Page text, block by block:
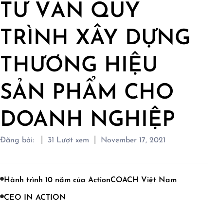
TƯ VẤN QUY
TRÌNH XÂY DỰNG
THƯƠNG HIỆU
SẢN PHẨM CHO
DOANH NGHIỆP
Đăng bởi: 31 Lượt xem November 17, 2021
Hành trình 10 năm của ActionCOACH Việt Nam
CEO IN ACTION